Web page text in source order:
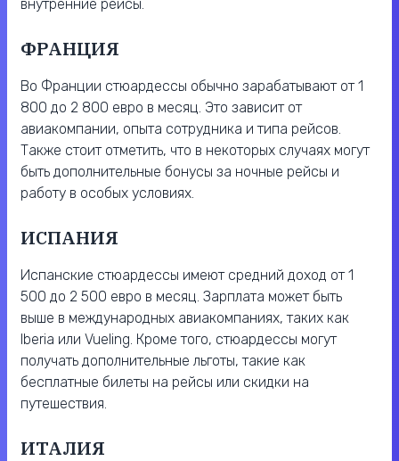
внутренние рейсы.
ФРАНЦИЯ
Во Франции стюардессы обычно зарабатывают от 1
800 до 2 800 евро в месяц. Это зависит от
авиакомпании, опыта сотрудника и типа рейсов.
Также стоит отметить, что в некоторых случаях могут
быть дополнительные бонусы за ночные рейсы и
работу в особых условиях.
ИСПАНИЯ
Испанские стюардессы имеют средний доход от 1
500 до 2 500 евро в месяц. Зарплата может быть
выше в международных авиакомпаниях, таких как
Iberia или Vueling. Кроме того, стюардессы могут
получать дополнительные льготы, такие как
бесплатные билеты на рейсы или скидки на
путешествия.
ИТАЛИЯ